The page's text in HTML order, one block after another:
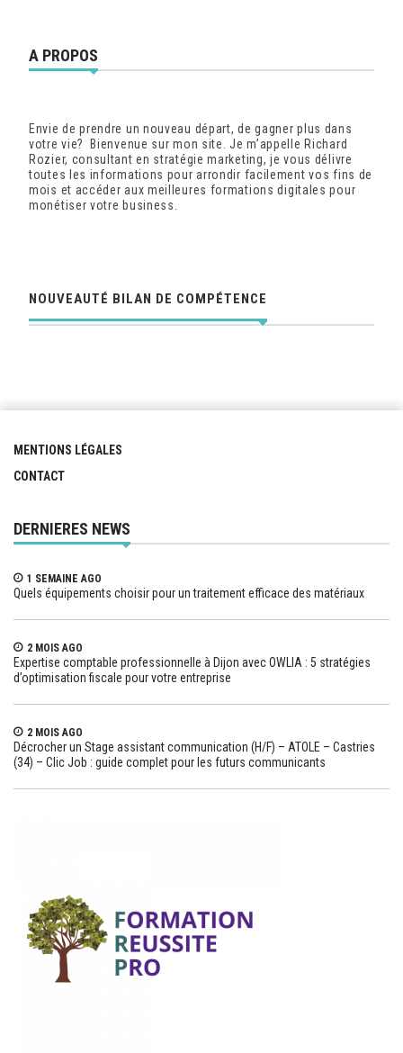
A PROPOS
Envie de prendre un nouveau départ, de gagner plus dans
votre vie? Bienvenue sur mon site. Je m’appelle Richard
Rozier, consultant en stratégie marketing, je vous délivre
toutes les informations pour arrondir facilement vos fins de
mois et accéder aux meilleures formations digitales pour
monétiser votre business.
NOUVEAUTÉ BILAN DE COMPÉTENCE
MENTIONS LÉGALES
CONTACT
DERNIERES NEWS
1 SEMAINE AGO
Quels équipements choisir pour un traitement efficace des matériaux
2 MOIS AGO
Expertise comptable professionnelle à Dijon avec OWLIA : 5 stratégies
d’optimisation fiscale pour votre entreprise
2 MOIS AGO
Décrocher un Stage assistant communication (H/F) – ATOLE – Castries
(34) – Clic Job : guide complet pour les futurs communicants